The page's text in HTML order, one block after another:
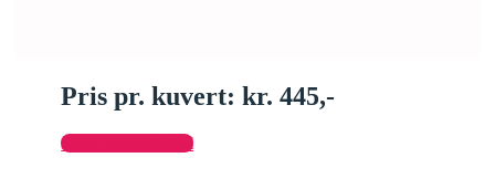
Pris pr. kuvert: kr. 445,-
Send forespørgsel